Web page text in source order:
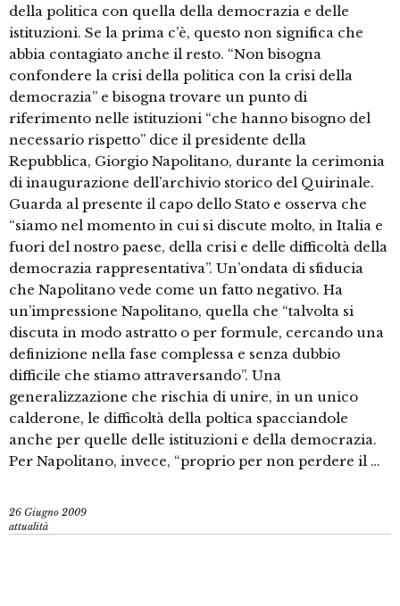
della politica con quella della democrazia e delle
istituzioni. Se la prima c’è, questo non significa che
abbia contagiato anche il resto. “Non bisogna
confondere la crisi della politica con la crisi della
democrazia” e bisogna trovare un punto di
riferimento nelle istituzioni “che hanno bisogno del
necessario rispetto” dice il presidente della
Repubblica, Giorgio Napolitano, durante la cerimonia
di inaugurazione dell’archivio storico del Quirinale.
Guarda al presente il capo dello Stato e osserva che
“siamo nel momento in cui si discute molto, in Italia e
fuori del nostro paese, della crisi e delle difficoltà della
democrazia rappresentativa”. Un’ondata di sfiducia
che Napolitano vede come un fatto negativo. Ha
un’impressione Napolitano, quella che “talvolta si
discuta in modo astratto o per formule, cercando una
definizione nella fase complessa e senza dubbio
difficile che stiamo attraversando”. Una
generalizzazione che rischia di unire, in un unico
calderone, le difficoltà della poltica spacciandole
anche per quelle delle istituzioni e della democrazia.
Per Napolitano, invece, “proprio per non perdere il …
26 Giugno 2009
attualità